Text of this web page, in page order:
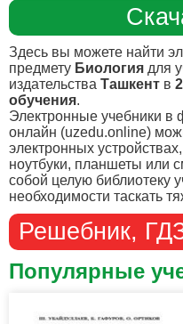
Здесь вы можете найти
предмету Биология для
издательства Ташкент в
обучения.
Электронные учебники в
онлайн (uzedu.online)
электронных
ноутбуки, планшеты или
собой целую библиотеку
необходимости таскать
Решебник,
Популярные